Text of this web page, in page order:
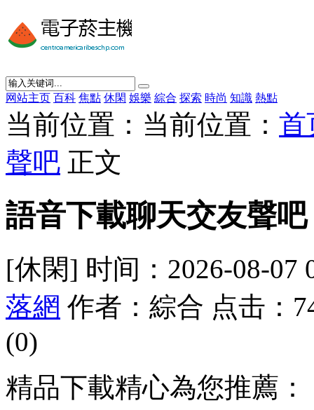
网站主页 百科 焦點 休閑 娛樂 綜合 探索 時尚 知識 熱點
当前位置：当前位置： 首
聲吧 正文
語音下載聊天交友聲吧
[休閑] 时间：2026-08-07
落網 作者：綜合 点击：
(0)
精品下載精心為您推薦：